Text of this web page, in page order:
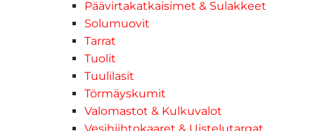
Päävirtakatkaisimet & Sulakkeet
Solumuovit
Tarrat
Tuolit
Tuulilasit
Törmäyskumit
Valomastot & Kulkuvalot